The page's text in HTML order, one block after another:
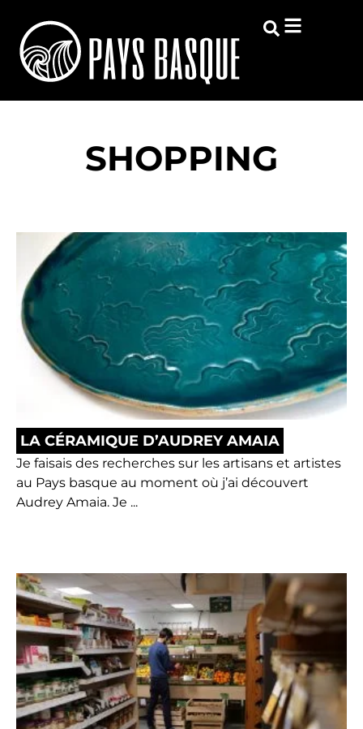
SHOPPING
LA CÉRAMIQUE D’AUDREY AMAIA
Je faisais des recherches sur les artisans et artistes
au Pays basque au moment où j’ai découvert
Audrey Amaia. Je ...